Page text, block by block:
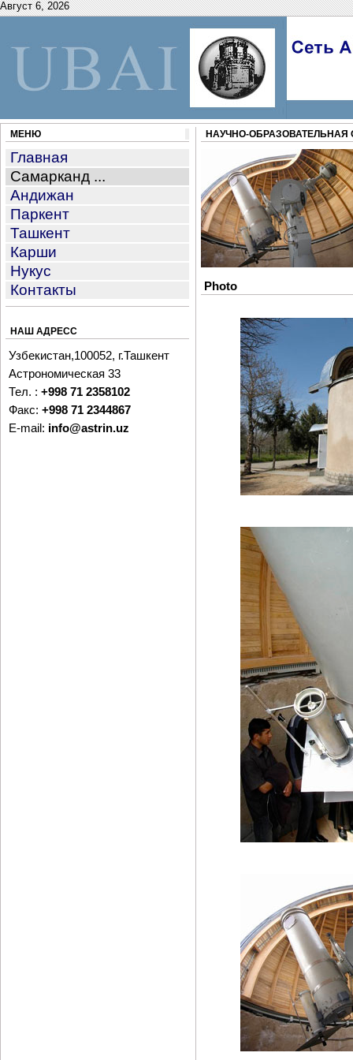
Август 6, 2026
МЕНЮ
Главная
Самарканд ...
Андижан
Паркент
Ташкент
Карши
Нукус
Контакты
НАШ АДРЕСС
Узбекистан,100052, г.Ташкент
Астрономическая 33
Тел. : +998 71 2358102
Факс: +998 71 2344867
E-mail: info@astrin.uz
НАУЧНО-
Photo